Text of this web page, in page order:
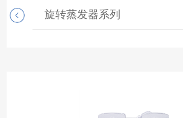
旋转蒸发器系列